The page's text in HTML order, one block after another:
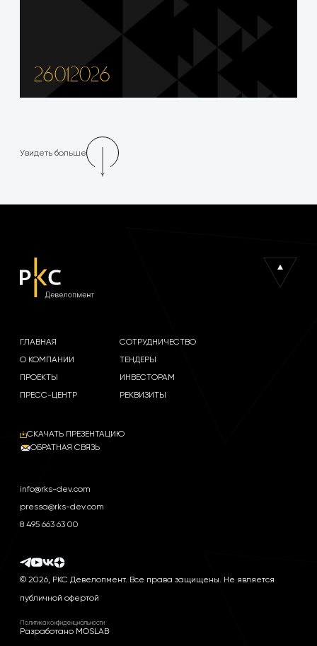
26.01.2026
Увидеть больше
ГЛАВНАЯ
О КОМПАНИИ
ПРОЕКТЫ
ПРЕСС-ЦЕНТР
СОТРУДНИЧЕСТВО
ТЕНДЕРЫ
ИНВЕСТОРАМ
РЕКВИЗИТЫ
ОБРАТНАЯ СВЯЗЬ
СКАЧАТЬ ПРЕЗЕНТАЦИЮ
info@rks-dev.com
pressa@rks-dev.com
8 495 663 63 00
© 2026, РКС Девелопмент. Все права защищены. Не является
публичной офертой
Политика конфиденциальности
Разработано MOSLAB